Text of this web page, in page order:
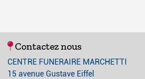
Contactez nous
CENTRE FUNERAIRE MARCHETTI
15 avenue Gustave Eiffel